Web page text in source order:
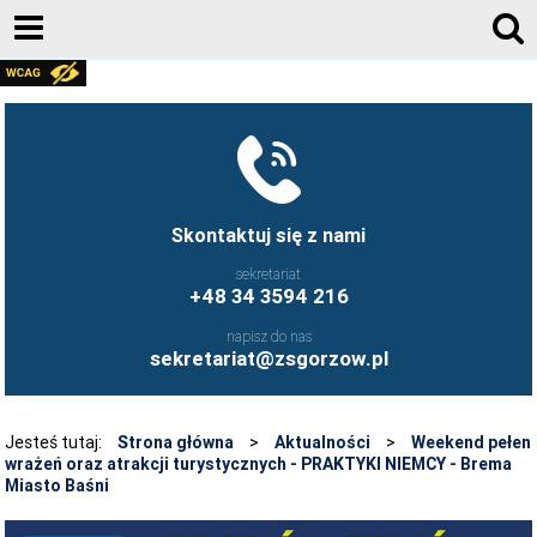
Skontaktuj się z nami
sekretariat
+48 34 3594 216
napisz do nas
sekretariat@zsgorzow.pl
AKTUALNOŚCI
UCZNIOWIE ZS GORZÓW ŚLĄSKI - FB
FRYZJERSTWO NASZEJ SZKOŁY - FB
O SZKOLE
HISTORIA SZKOŁY
GALERIA ZDJĘĆ 2020-2026
Jesteś tutaj: Strona główna > Aktualności >
Weekend pełen
wrażeń oraz atrakcji turystycznych - PRAKTYKI NIEMCY - Brema
Miasto Baśni